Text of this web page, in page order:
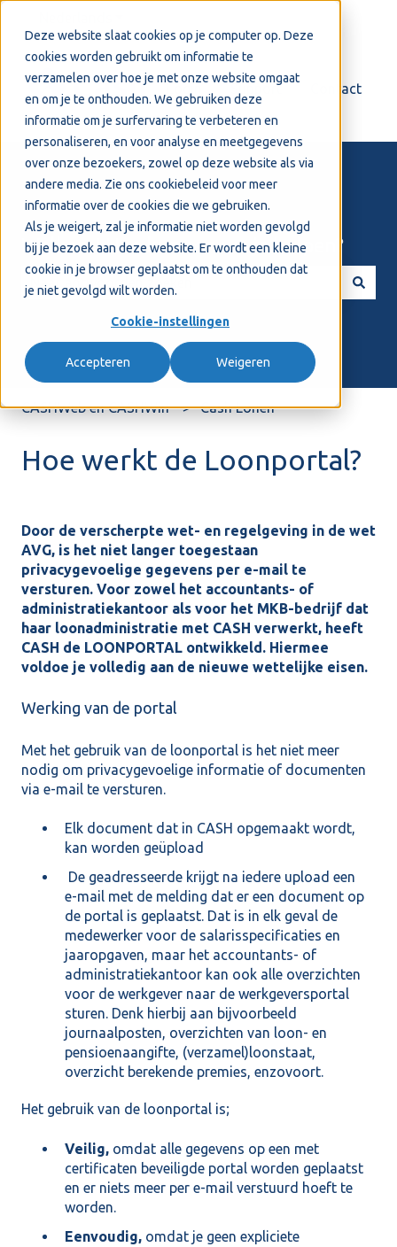
Deze website slaat cookies op je computer op. Deze
cookies worden gebruikt om informatie te
verzamelen over hoe je met onze website omgaat
en om je te onthouden. We gebruiken deze
informatie om je surfervaring te verbeteren en
personaliseren, en voor analyse en meetgegevens
over onze bezoekers, zowel op deze website als via
andere media. Zie ons cookiebeleid voor meer
informatie over de cookies die we gebruiken.
Als je weigert, zal je informatie niet worden gevolgd
bij je bezoek aan deze website. Er wordt een kleine
cookie in je browser geplaatst om te onthouden dat
je niet gevolgd wilt worden.
Cookie-instellingen
Accepteren Weigeren
Support Contact
Welkom! Hoe kunnen we je helpen?
CASHWeb en CASHWin Cash Lonen
Hoe werkt de Loonportal?
Door de verscherpte wet- en regelgeving in de wet
AVG, is het niet langer toegestaan
privacygevoelige gegevens per e-mail te
versturen. Voor zowel het accountants- of
administratiekantoor als voor het MKB-bedrijf dat
haar loonadministratie met CASH verwerkt, heeft
CASH de LOONPORTAL ontwikkeld. Hiermee
voldoe je volledig aan de nieuwe wettelijke eisen.
Werking van de portal
Met het gebruik van de loonportal is het niet meer
nodig om privacygevoelige informatie of documenten
via e-mail te versturen.
Elk document dat in CASH opgemaakt wordt,
kan worden geüpload
De geadresseerde krijgt na iedere upload een
e-mail met de melding dat er een document op
de portal is geplaatst. Dat is in elk geval de
medewerker voor de salarisspecificaties en
jaaropgaven, maar het accountants- of
administratiekantoor kan ook alle overzichten
voor de werkgever naar de werkgeversportal
sturen. Denk hierbij aan bijvoorbeeld
journaalposten, overzichten van loon- en
pensioenaangifte, (verzamel)loonstaat,
overzicht berekende premies, enzovoort.
Het gebruik van de loonportal is;
Veilig, omdat alle gegevens op een met
certificaten beveiligde portal worden geplaatst
en er niets meer per e-mail verstuurd hoeft te
worden.
Eenvoudig, omdat je geen expliciete